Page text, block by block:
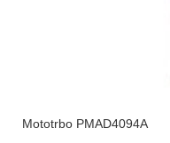
Mototrbo PMAD4094A